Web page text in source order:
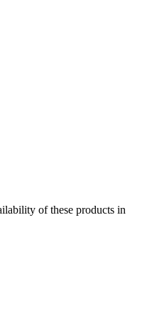
of these products in